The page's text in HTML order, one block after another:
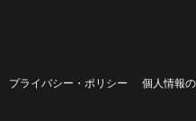
プライバシー・ポリシー 個人情報